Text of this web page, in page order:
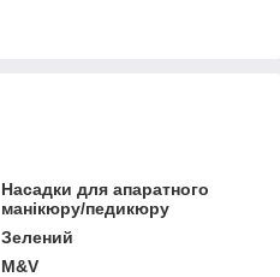
Насадки для апаратного
манікюру/педикюру
Зелений
M&V